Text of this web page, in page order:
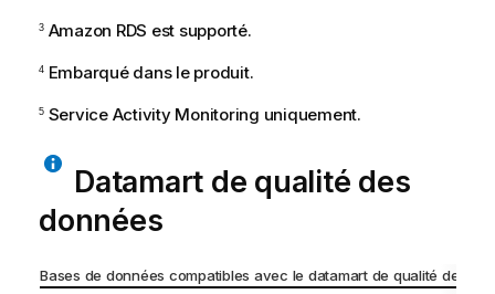
3Amazon RDS est supporté.
4Embarqué dans le produit.
5Service Activity Monitoring uniquement.
Datamart de qualité des
données
Bases de données compatibles avec le datamart de qualité de